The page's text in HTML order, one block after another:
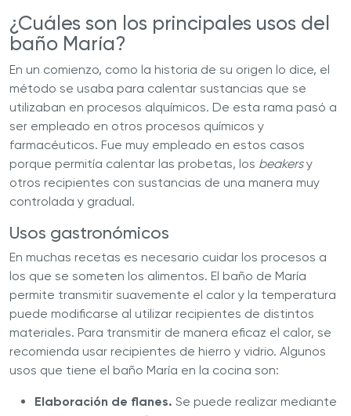
¿Cuáles son los principales usos del
baño María?
En un comienzo, como la historia de su origen lo dice, el
método se usaba para calentar sustancias que se
utilizaban en procesos alquímicos. De esta rama pasó a
ser empleado en otros procesos químicos y
farmacéuticos. Fue muy empleado en estos casos
porque permitía calentar las probetas, los beakersy
otros recipientes con sustancias de una manera muy
controlada y gradual.
Usos gastronómicos
En muchas recetas es necesario cuidar los procesos a
los que se someten los alimentos. El baño de María
permite transmitir suavemente el calor y la temperatura
puede modificarse al utilizar recipientes de distintos
materiales. Para transmitir de manera eficaz el calor, se
recomienda usar recipientes de hierro y vidrio. Algunos
usos que tiene el baño María en la cocina son:
Elaboración de flanes. Se puede realizar mediante